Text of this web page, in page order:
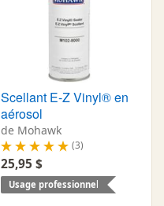
Scellant E-Z Vinyl® en
aérosol
de Mohawk
(3)
25,95 $
Usage professionnel